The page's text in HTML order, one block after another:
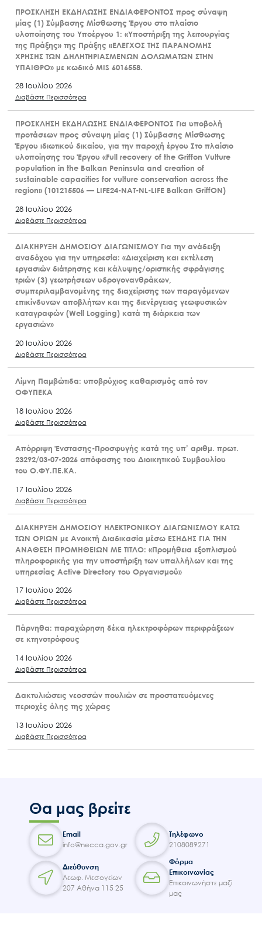
ΠΡΟΣΚΛΗΣΗ ΕΚΔΗΛΩΣΗΣ ΕΝΔΙΑΦΕΡΟΝΤΟΣ προς σύναψη
μίας (1) Σύμβασης Μίσθωσης Έργου στο πλαίσιο
υλοποίησης του Υποέργου 1: «Υποστήριξη της λειτουργίας
της Πράξης» της Πράξης «ΕΛΕΓΧΟΣ ΤΗΣ ΠΑΡΑΝΟΜΗΣ
ΧΡΗΣΗΣ ΤΩΝ ΔΗΛΗΤΗΡΙΑΣΜΕΝΩΝ ΔΟΛΩΜΑΤΩΝ ΣΤΗΝ
ΥΠΑΙΘΡΟ» με κωδικό MIS 6016558.
28 Ιουλίου 2026
Διαβάστε Περισσότερα
ΠΡΟΣΚΛΗΣΗ ΕΚΔΗΛΩΣΗΣ ΕΝΔΙΑΦΕΡΟΝΤΟΣ Για υποβολή
προτάσεων προς σύναψη μίας (1) Σύμβασης Μίσθωσης
Έργου ιδιωτικού δικαίου, για την παροχή έργου Στο πλαίσιο
υλοποίησης του Έργου «Full recovery of the Griffon Vulture
population in the Balkan Peninsula and creation of
sustainable capacities for vulture conservation across the
region» (101215506 — LIFE24-NAT-NL-LIFE Balkan GriffON)
28 Ιουλίου 2026
Διαβάστε Περισσότερα
ΔΙΑΚΗΡΥΞΗ ΔΗΜΟΣΙΟΥ ΔΙΑΓΩΝΙΣΜΟΥ Για την ανάδειξη
αναδόχου για την υπηρεσία: «Διαχείριση και εκτέλεση
εργασιών διάτρησης και κάλυψης/οριστικής σφράγισης
τριών (3) γεωτρήσεων υδρογονανθράκων,
συμπεριλαμβανομένης της διαχείρισης των παραγόμενων
επικίνδυνων αποβλήτων και της διενέργειας γεωφυσικών
καταγραφών (Well Logging) κατά τη διάρκεια των
εργασιών»
20 Ιουλίου 2026
Διαβάστε Περισσότερα
Λίμνη Παμβώτιδα: υποβρύχιος καθαρισμός από τον
ΟΦΥΠΕΚΑ
18 Ιουλίου 2026
Διαβάστε Περισσότερα
Απόρριψη Ένστασης-Προσφυγής κατά της υπ’ αριθμ. πρωτ.
23292/03-07-2026 απόφασης του Διοικητικού Συμβουλίου
του Ο.ΦΥ.ΠΕ.ΚΑ.
17 Ιουλίου 2026
Διαβάστε Περισσότερα
ΔΙΑΚΗΡΥΞΗ ΔΗΜΟΣΙΟΥ ΗΛΕΚΤΡΟΝΙΚΟΥ ΔΙΑΓΩΝΙΣΜΟΥ ΚΑΤΩ
ΤΩΝ ΟΡΙΩΝ με Ανοικτή Διαδικασία μέσω ΕΣΗΔΗΣ ΓΙΑ ΤΗΝ
ΑΝΑΘΕΣΗ ΠΡΟΜΗΘΕΙΩΝ ΜΕ ΤΙΤΛΟ: «Προμήθεια εξοπλισμού
πληροφορικής για την υποστήριξη των υπαλλήλων και της
υπηρεσίας Active Directory του Οργανισμού»
17 Ιουλίου 2026
Διαβάστε Περισσότερα
Πάρνηθα: παραχώρηση δέκα ηλεκτροφόρων περιφράξεων
σε κτηνοτρόφους
14 Ιουλίου 2026
Διαβάστε Περισσότερα
Δακτυλιώσεις νεοσσών πουλιών σε προστατευόμενες
περιοχές όλης της χώρας
13 Ιουλίου 2026
Διαβάστε Περισσότερα
Θα μας βρείτε
Email
info@necca.gov.gr
Τηλέφωνο
2108089271
Διεύθυνση
Λεωφ. Μεσογείων
207 Αθήνα 115 25
Φόρμα
Επικοινωνίας
Επικοινωνήστε μαζί
μας